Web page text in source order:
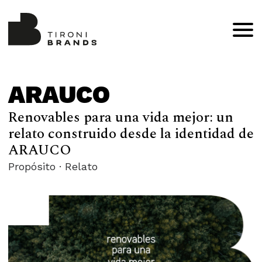
ARAUCO
Renovables para una vida mejor: un
relato construido desde la identidad de
ARAUCO
Propósito · Relato